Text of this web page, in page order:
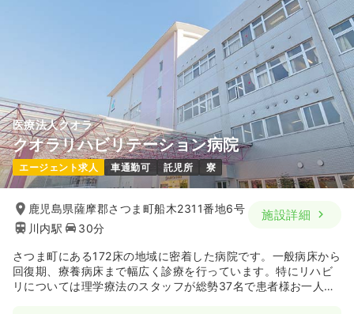
医療法人クオラ
クオラリハビリテーション病院
エージェント求人 車通勤可 託児所 寮
鹿児島県薩摩郡さつま町船木2311番地6号
川内駅
30分
施設詳細
さつま町にある172床の地域に密着した病院です。一般病床から
回復期、療養病床まで幅広く診療を行っています。特にリハビ
リについては理学療法のスタッフが総勢37名で患者様お一人お